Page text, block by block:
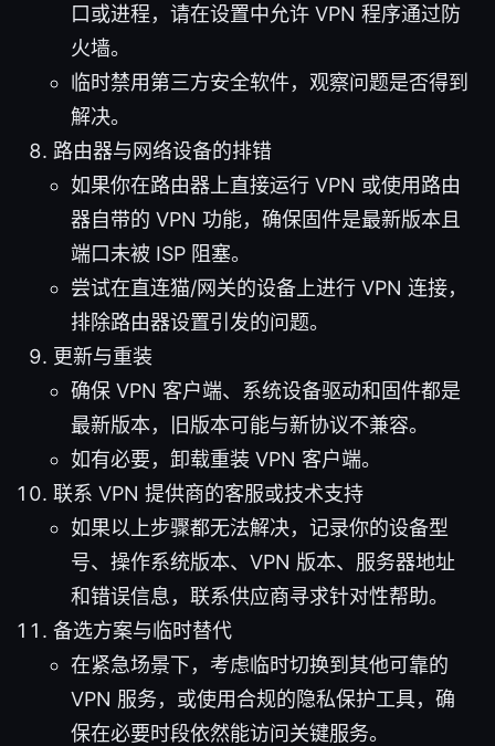
口或进程，请在设置中允许 VPN 程序通过防
火墙。
临时禁用第三方安全软件，观察问题是否得到
解决。
路由器与网络设备的排错
如果你在路由器上直接运行 VPN 或使用路由
器自带的 VPN 功能，确保固件是最新版本且
端口未被 ISP 阻塞。
尝试在直连猫/网关的设备上进行 VPN 连接，
排除路由器设置引发的问题。
更新与重装
确保 VPN 客户端、系统设备驱动和固件都是
最新版本，旧版本可能与新协议不兼容。
如有必要，卸载重装 VPN 客户端。
联系 VPN 提供商的客服或技术支持
如果以上步骤都无法解决，记录你的设备型
号、操作系统版本、VPN 版本、服务器地址
和错误信息，联系供应商寻求针对性帮助。
备选方案与临时替代
在紧急场景下，考虑临时切换到其他可靠的
VPN 服务，或使用合规的隐私保护工具，确
保在必要时段依然能访问关键服务。